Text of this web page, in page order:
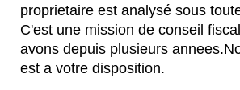
proprietaire est analysé sous
C'est une mission de conseil
avons depuis plusieurs
est a votre disposition.